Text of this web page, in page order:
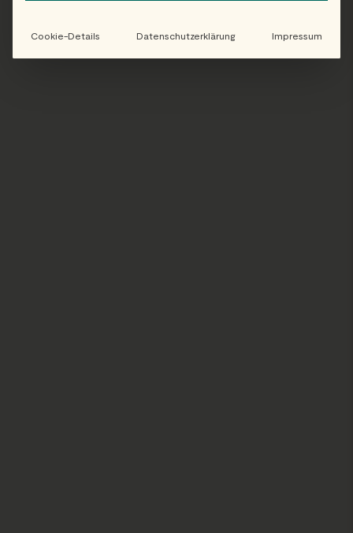
Cookie-Details Datenschutzerklärung Impressum